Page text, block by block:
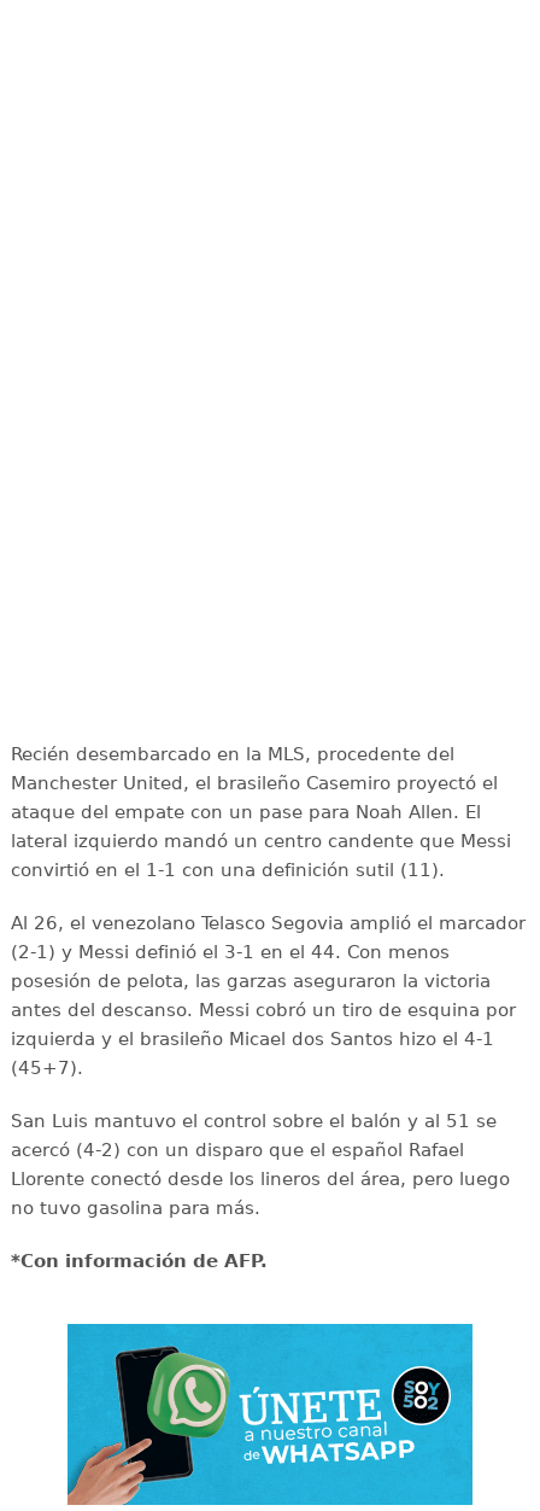
Recién desembarcado en la MLS, procedente del
Manchester United, el brasileño Casemiro proyectó el
ataque del empate con un pase para Noah Allen. El
lateral izquierdo mandó un centro candente que Messi
convirtió en el 1-1 con una definición sutil (11).
Al 26, el venezolano Telasco Segovia amplió el marcador
(2-1) y Messi definió el 3-1 en el 44. Con menos
posesión de pelota, las garzas aseguraron la victoria
antes del descanso. Messi cobró un tiro de esquina por
izquierda y el brasileño Micael dos Santos hizo el 4-1
(45+7).
San Luis mantuvo el control sobre el balón y al 51 se
acercó (4-2) con un disparo que el español Rafael
Llorente conectó desde los lineros del área, pero luego
no tuvo gasolina para más.
*Con información de AFP.